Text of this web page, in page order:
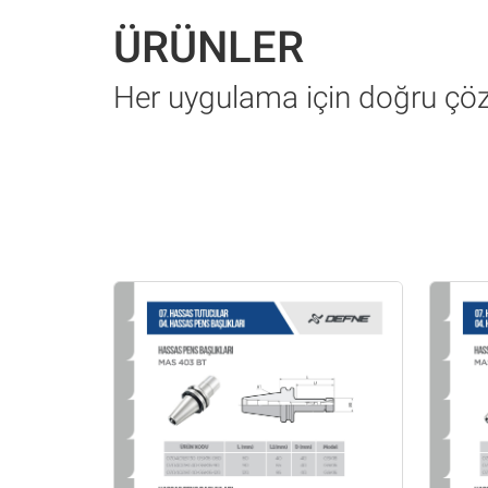
ÜRÜNLER
Her uygulama için doğru